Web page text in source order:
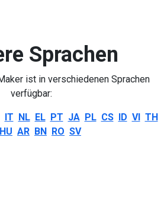
Sprachen
ist in verschiedenen Sprachen
verfügbar:
IT NL EL PT JA PL CS ID VI TH
HU AR BN RO SV